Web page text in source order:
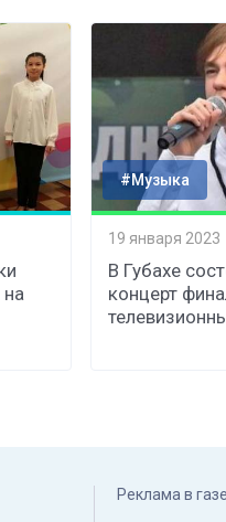
на
#Музыка
19 января 2023
В Губахе
концерт
Реклама в